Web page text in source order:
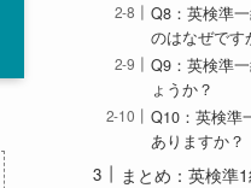
Q8：英検準
のはなぜです
Q9：英検準
ょうか？
Q10：英検準
ありますか？
まとめ：英検準